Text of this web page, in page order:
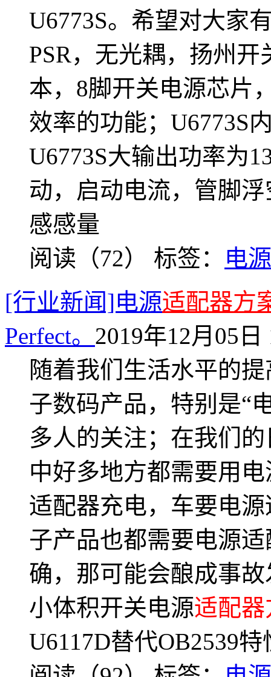
U6773S。希望对大家
PSR，无光耦，扬州
本，8脚开关电源芯片
效率的功能；U6773S
U6773S大输出功率为
动，启动电流，管脚
感感量
阅读（72） 标签：
电
[行业新闻]电源适配器方
Perfect。 2019年12月05日
随着我们生活水平的
子数码产品，特别是“
多人的关注；在我们
中好多地方都需要用
适配器充电，车要电
子产品也都需要电源
确，那可能会酿成事
小体积开关电源适配器
U6117D替代OB2539